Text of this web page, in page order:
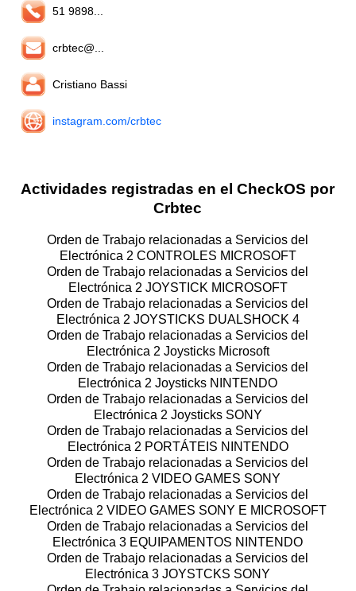
51 9898...
crbtec@...
Cristiano Bassi
instagram.com/crbtec
Actividades registradas en el CheckOS por
Crbtec
Orden de Trabajo relacionadas a Servicios del
Electrónica 2 CONTROLES MICROSOFT
Orden de Trabajo relacionadas a Servicios del
Electrónica 2 JOYSTICK MICROSOFT
Orden de Trabajo relacionadas a Servicios del
Electrónica 2 JOYSTICKS DUALSHOCK 4
Orden de Trabajo relacionadas a Servicios del
Electrónica 2 Joysticks Microsoft
Orden de Trabajo relacionadas a Servicios del
Electrónica 2 Joysticks NINTENDO
Orden de Trabajo relacionadas a Servicios del
Electrónica 2 Joysticks SONY
Orden de Trabajo relacionadas a Servicios del
Electrónica 2 PORTÁTEIS NINTENDO
Orden de Trabajo relacionadas a Servicios del
Electrónica 2 VIDEO GAMES SONY
Orden de Trabajo relacionadas a Servicios del
Electrónica 2 VIDEO GAMES SONY E MICROSOFT
Orden de Trabajo relacionadas a Servicios del
Electrónica 3 EQUIPAMENTOS NINTENDO
Orden de Trabajo relacionadas a Servicios del
Electrónica 3 JOYSTCKS SONY